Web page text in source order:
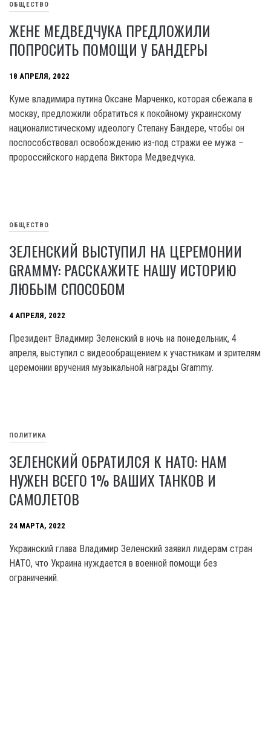
ОБЩЕСТВО
ЖЕНЕ МЕДВЕДЧУКА ПРЕДЛОЖИЛИ
ПОПРОСИТЬ ПОМОЩИ У БАНДЕРЫ
18 АПРЕЛЯ, 2022
Куме владимира путина Оксане Марченко, которая сбежала в
москву, предложили обратиться к покойному украинскому
националистическому идеологу Степану Бандере, чтобы он
поспособствовал освобождению из-под стражи ее мужа –
пророссийского нардепа Виктора Медведчука.
ОБЩЕСТВО
ЗЕЛЕНСКИЙ ВЫСТУПИЛ НА ЦЕРЕМОНИИ
GRAMMY: РАССКАЖИТЕ НАШУ ИСТОРИЮ
ЛЮБЫМ СПОСОБОМ
4 АПРЕЛЯ, 2022
Президент Владимир Зеленский в ночь на понедельник, 4
апреля, выступил с видеообращением к участникам и зрителям
церемонии вручения музыкальной награды Grammy.
ПОЛИТИКА
ЗЕЛЕНСКИЙ ОБРАТИЛСЯ К НАТО: НАМ
НУЖЕН ВСЕГО 1% ВАШИХ ТАНКОВ И
САМОЛЕТОВ
24 МАРТА, 2022
Украинский глава Владимир Зеленский заявил лидерам стран
НАТО, что Украина нуждается в военной помощи без
ограничений.